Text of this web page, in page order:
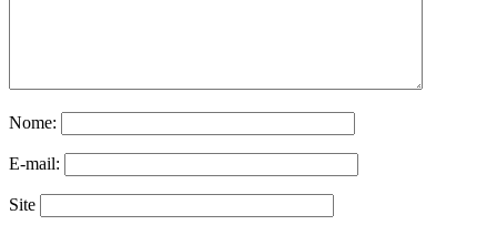
Nome:
E-mail:
Site